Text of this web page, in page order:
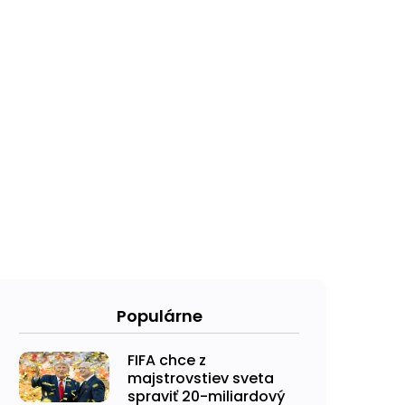
Populárne
FIFA chce z
majstrovstiev sveta
spraviť 20-miliardový